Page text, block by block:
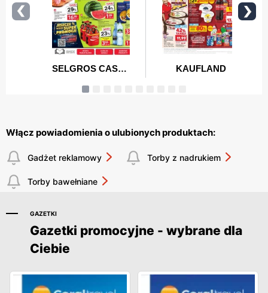
Włącz powiadomienia o ulubionych produktach:
Gadżet reklamowy Torby z nadrukiem
Torby bawełniane
GAZETKI
Gazetki promocyjne - wybrane dla
Ciebie